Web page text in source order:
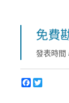
免費
發表時間